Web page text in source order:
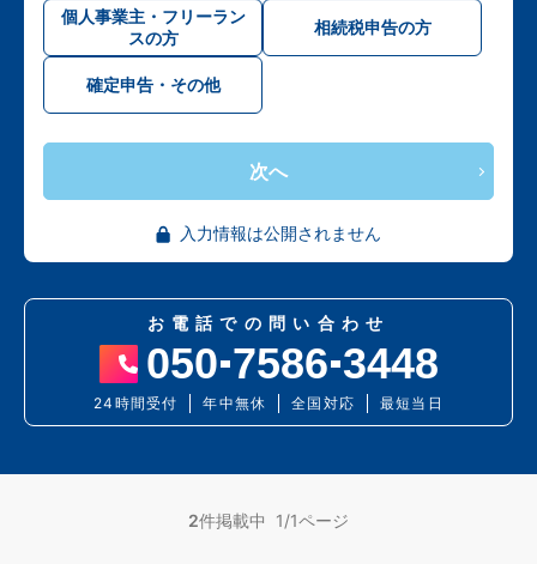
個人事業主・フリーラン
スの方
相続税申告の方
確定申告・その他
次へ
入力情報は公開されません
お電話での問い合わせ
050 7586 3448
24時間受付 年中無休 全国対応 最短当日
2件掲載中 1/1ページ